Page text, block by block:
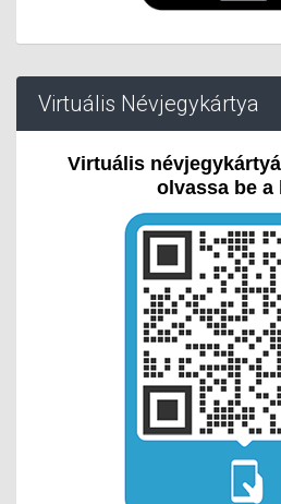
Virtuális Névjegykártya
Virtuális
olvassa be a